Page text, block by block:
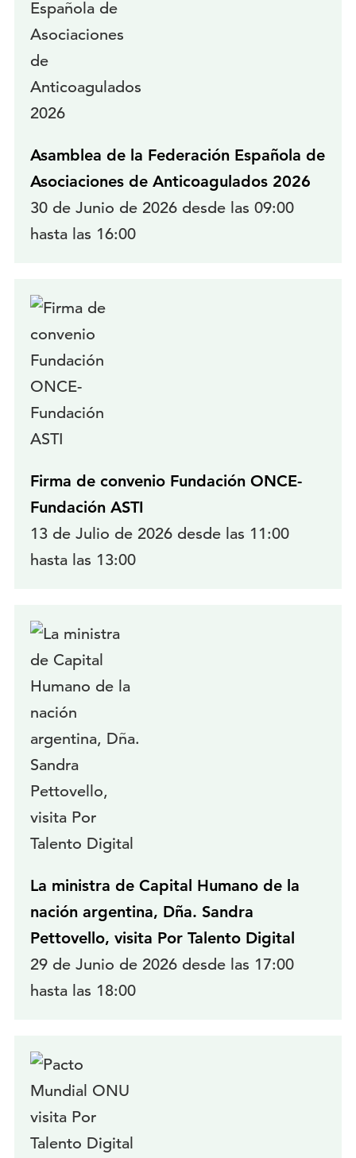
Asamblea de la Federación Española de
Asociaciones de Anticoagulados 2026
30 de Junio de 2026 desde las 09:00
hasta las 16:00
Firma de convenio Fundación ONCE-
Fundación ASTI
13 de Julio de 2026 desde las 11:00
hasta las 13:00
La ministra de Capital Humano de la
nación argentina, Dña. Sandra
Pettovello, visita Por Talento Digital
29 de Junio de 2026 desde las 17:00
hasta las 18:00